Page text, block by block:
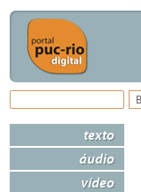
texto
áudio
vídeo